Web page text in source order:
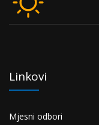
Linkovi
Mjesni odbori